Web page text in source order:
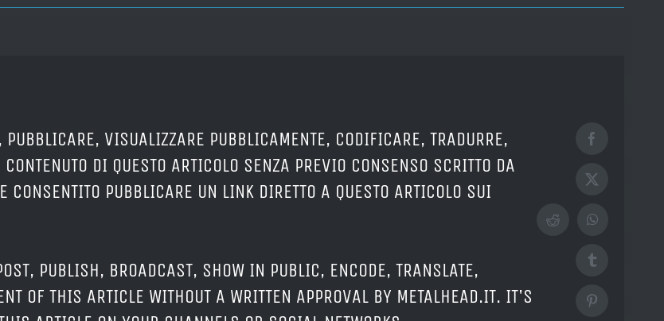
VISUALIZZARE PUBBLICAMENTE, CODIFICARE, TRADURRE,
DI QUESTO ARTICOLO SENZA PREVIO CONSENSO SCRITTO DA
PUBBLICARE UN LINK DIRETTO A QUESTO ARTICOLO SUI
PUBLISH, BROADCAST, SHOW IN PUBLIC, ENCODE, TRANSLATE,
OF THIS ARTICLE WITHOUT A WRITTEN APPROVAL BY METALHEAD.IT. IT'S
Facebook
X
RedditWhatsApp
Tumblr
Pinterest